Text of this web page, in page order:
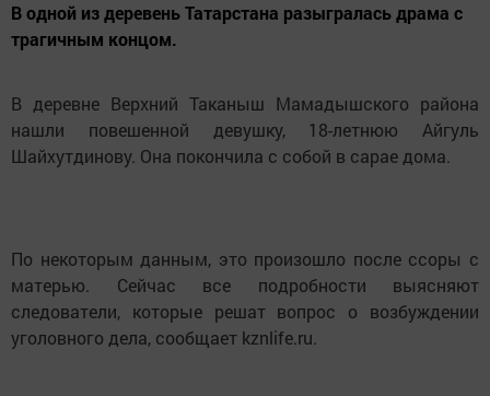
В одной из деревень Татарстана разыгралась драма с
трагичным концом.
В деревне Верхний Таканыш Мамадышского района
нашли повешенной девушку, 18-летнюю Айгуль
Шайхутдинову. Она покончила с собой в сарае дома.
По некоторым данным, это произошло после ссоры с
матерью. Сейчас все подробности выясняют
следователи, которые решат вопрос о возбуждении
уголовного дела, сообщает kznlife.ru.